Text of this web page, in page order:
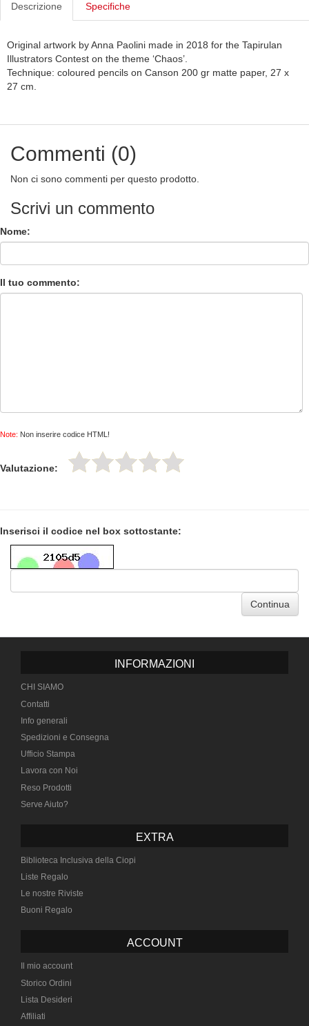
Descrizione Specifiche
Original artwork by Anna Paolini made in 2018 for the Tapirulan
Illustrators Contest on the theme ‘Chaos’.
Technique: coloured pencils on Canson 200 gr matte paper, 27 x
27 cm.
Commenti (0)
Non ci sono commenti per questo prodotto.
Scrivi un commento
Nome:
Il tuo commento:
Note: Non inserire codice HTML!
Valutazione:
Inserisci il codice nel box sottostante:
Continua
INFORMAZIONI
CHI SIAMO
Contatti
Info generali
Spedizioni e Consegna
Ufficio Stampa
Lavora con Noi
Reso Prodotti
Serve Aiuto?
EXTRA
Biblioteca Inclusiva della Ciopi
Liste Regalo
Le nostre Riviste
Buoni Regalo
ACCOUNT
Il mio account
Storico Ordini
Lista Desideri
Affiliati